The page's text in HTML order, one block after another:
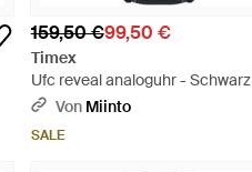
159,50 €99,50 €
Timex
Ufc reveal analoguhr - Schwarz
Von Miinto
SALE